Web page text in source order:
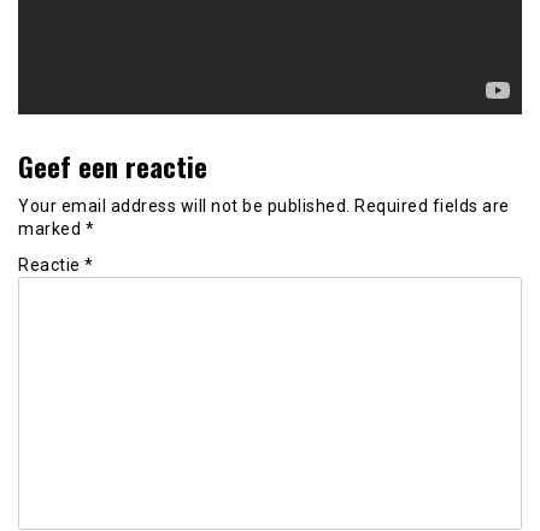
Geef een reactie
Your email address will not be published.
Required fields are
marked *
Reactie *